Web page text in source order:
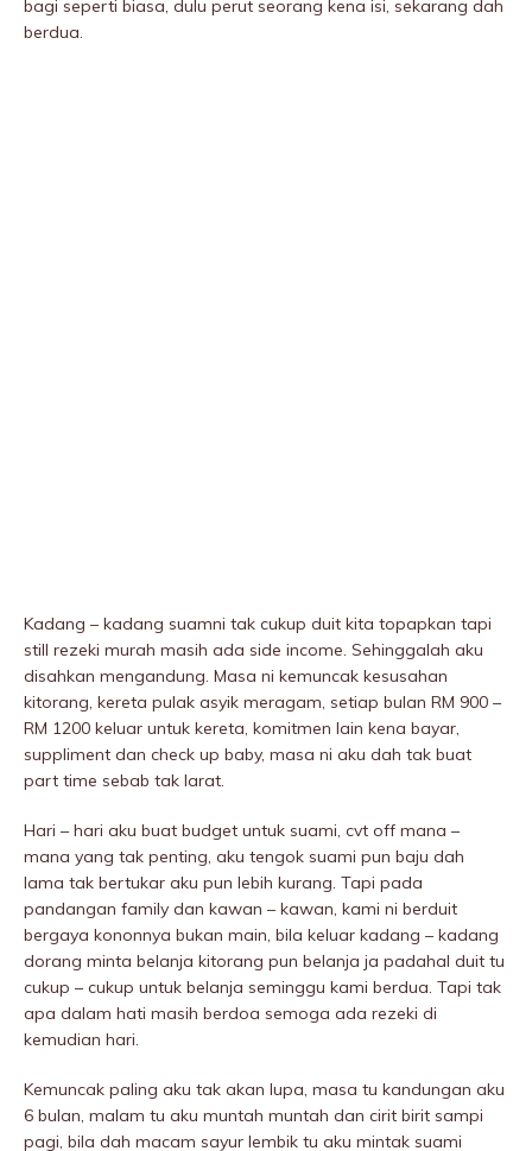
bagi seperti biasa, dulu perut seorang kena isi, sekarang dah
berdua.
Kadang – kadang suamni tak cukup duit kita topapkan tapi
still rezeki murah masih ada side income. Sehinggalah aku
disahkan mengandung. Masa ni kemuncak kesusahan
kitorang, kereta pulak asyik meragam, setiap bulan RM 900 –
RM 1200 keluar untuk kereta, komitmen lain kena bayar,
suppIiment dan check up baby, masa ni aku dah tak buat
part time sebab tak larat.
Hari – hari aku buat budget untuk suami, cvt off mana –
mana yang tak penting, aku tengok suami pun baju dah
lama tak bertukar aku pun lebih kurang. Tapi pada
pandangan family dan kawan – kawan, kami ni berduit
bergaya kononnya bukan main, bila keluar kadang – kadang
dorang minta belanja kitorang pun belanja ja padahal duit tu
cukup – cukup untuk belanja seminggu kami berdua. Tapi tak
apa dalam hati masih berdoa semoga ada rezeki di
kemudian hari.
Kemuncak paling aku tak akan lupa, masa tu kandungan aku
6 bulan, malam tu aku muntah muntah dan cirit birit sampi
pagi, bila dah macam sayur lembik tu aku mintak suami